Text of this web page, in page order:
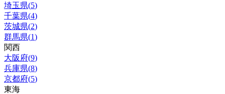
埼玉県(5)
千葉県(4)
茨城県(2)
群馬県(1)
関西
大阪府(9)
兵庫県(8)
京都府(5)
東海